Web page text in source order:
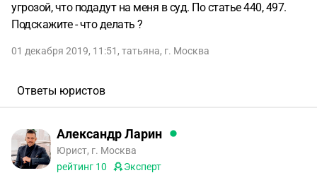
угрозой, что подадут на меня в суд. По статье 440, 497.
Подскажите - что делать ?
01 декабря 2019, 11:51 , татьяна, г. Москва
Ответы юристов
Александр Ларин
Юрист, г. Москва
рейтинг 10 Эксперт